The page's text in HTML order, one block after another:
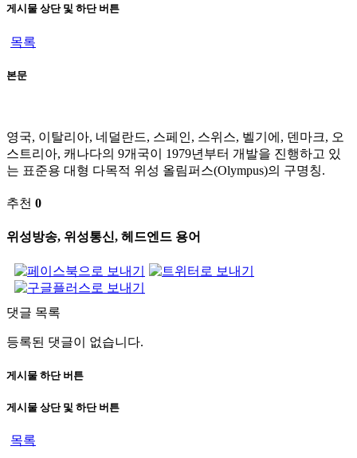
게시물 상단 및 하단 버튼
목록
본문
영국, 이탈리아, 네덜란드, 스페인, 스위스, 벨기에, 덴마크, 오
스트리아, 캐나다의 9개국이 1979년부터 개발을 진행하고 있
는 표준용 대형 다목적 위성 올림퍼스(Olympus)의 구명칭.
추천 0
위성방송, 위성통신, 헤드엔드 용어
댓글 목록
등록된 댓글이 없습니다.
게시물 하단 버튼
게시물 상단 및 하단 버튼
목록